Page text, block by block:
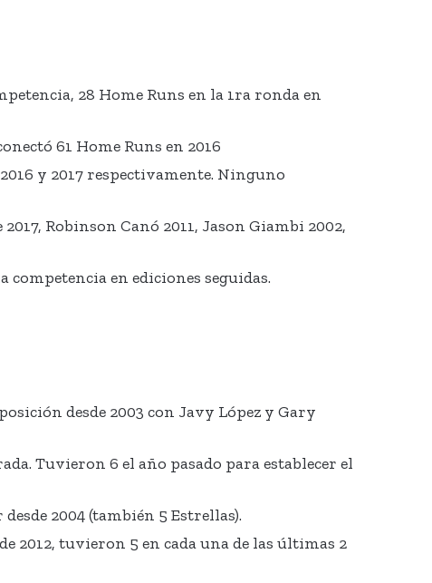
28 Home Runs en la 1ra ronda en
61 Home Runs en 2016
y 2017 respectivamente. Ninguno
Robinson Canó 2011, Jason Giambi 2002,
competencia en ediciones seguidas.
desde 2003 con Javy López y Gary
Tuvieron 6 el año pasado para establecer el
2004 (también 5 Estrellas).
2012, tuvieron 5 en cada una de las últimas 2